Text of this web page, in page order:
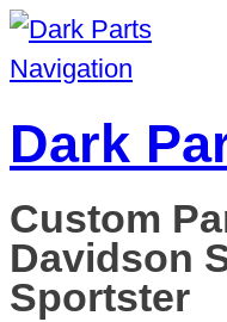
Navigation
Dark
Custom
Davidson
Sportster